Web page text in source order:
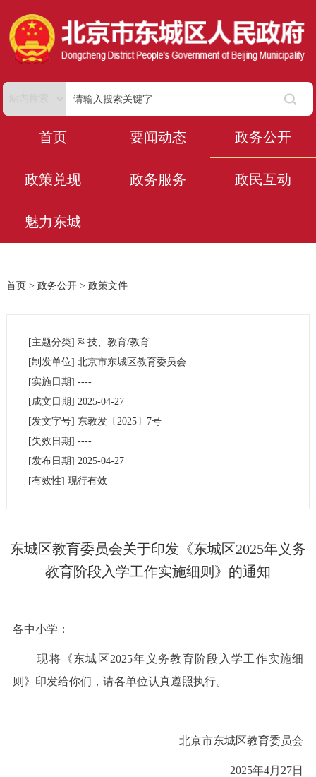
首页 要闻动态 政务公开
政策兑现 政务服务 政民互动
魅力东城
首页 > 政务公开> 政策文件
[主题分类] 科技、教育/教育
[制发单位] 北京市东城区教育委员会
[实施日期] ----
[成文日期] 2025-04-27
[发文字号] 东教发〔2025〕 7号
[失效日期] ----
[发布日期] 2025-04-27
[有效性] 现行有效
东城区教育委员会关于印发《东城区2025年义务
教育阶段入学工作实施细则》的通知
各中小学：
现将《东城区2025年义务教育阶段入学工作实施细
则》印发给你们，请各单位认真遵照执行。
北京市东城区教育委员会
2025年4月27日